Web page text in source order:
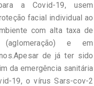
a Covid-19, usem
facial individual ao
com alta taxa de
(aglomeração) e em
de já ter sido
da emergência sanitária
19, o vírus Sars-cov-2